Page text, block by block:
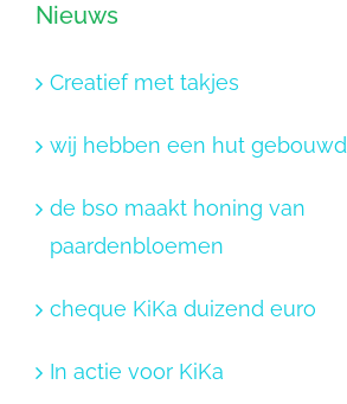
Nieuws
Creatief met takjes
wij hebben een hut gebouwd
de bso maakt honing van
paardenbloemen
cheque KiKa duizend euro
In actie voor KiKa